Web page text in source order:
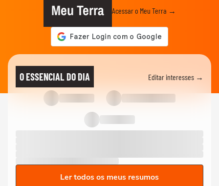
Meu Terra Acessar o Meu Terra →
O ESSENCIAL DO DIA Editar interesses →
Ler todos os meus resumos